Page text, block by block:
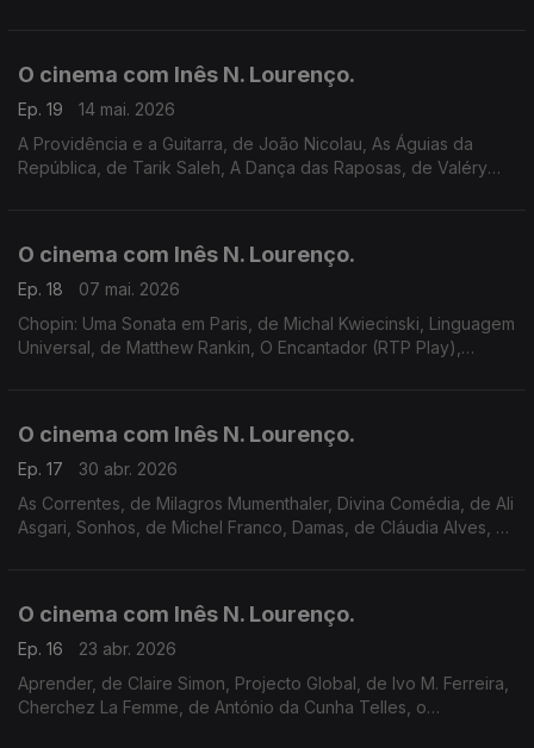
O cinema com Inês N. Lourenço.
Ep. 19
14 mai. 2026
A Providência e a Guitarra, de João Nicolau, As Águias da
República, de Tarik Saleh, A Dança das Raposas, de Valéry
O cinema com Inês N. Lourenço.
Ep. 18
07 mai. 2026
Chopin: Uma Sonata em Paris, de Michal Kwiecinski, Linguagem
Universal, de Matthew Rankin, O Encantador (RTP Play),
O cinema com Inês N. Lourenço.
Ep. 17
30 abr. 2026
As Correntes, de Milagros Mumenthaler, Divina Comédia, de Ali
Asgari, Sonhos, de Michel Franco, Damas, de Cláudia Alves, O
O cinema com Inês N. Lourenço.
Ep. 16
23 abr. 2026
Aprender, de Claire Simon, Projecto Global, de Ivo M. Ferreira,
Cherchez La Femme, de António da Cunha Telles, o